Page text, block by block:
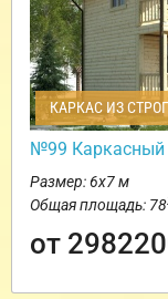
КАРКАС ИЗ
№99 Каркасный
Размер: 6х7 м
Общая площадь: 78
от